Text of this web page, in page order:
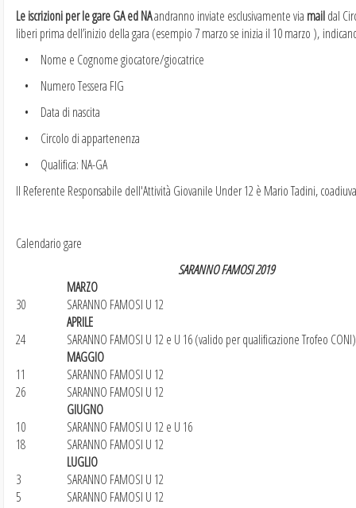
Le iscrizioni per le gare GA ed NAandranno inviate esclusivamente via maildal
liberi prima dell’inizio della gara (esempio 7 marzo se inizia il 10 marzo ),
• Nome e Cognome giocatore/giocatrice
• Numero Tessera FIG
• Data di nascita
• Circolo di appartenenza
• Qualifica: NA-GA
Il Referente Responsabile dell'Attività Giovanile Under 12 è Mario Tadini,
Calendario gare
SARANNO FAMOSI 2019
MARZO
30
SARANNO FAMOSI U 12
APRILE
24
SARANNO FAMOSI U 12 e U 16 (valido per qualificazione Trofeo CONI)
MAGGIO
11
SARANNO FAMOSI U 12
26
SARANNO FAMOSI U 12
GIUGNO
10
SARANNO FAMOSI U 12 e U 16
18
SARANNO FAMOSI U 12
LUGLIO
3
SARANNO FAMOSI U 12
5
SARANNO FAMOSI U 12